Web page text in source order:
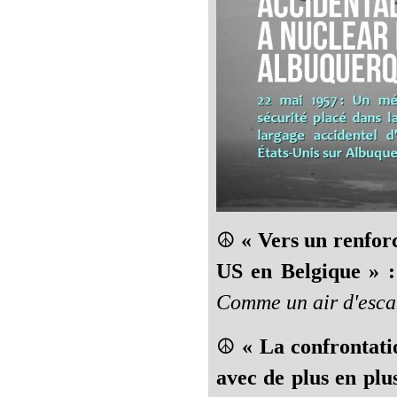
☮️ « Vers un
US en Belgique » :
Comme un air
☮️ « La
avec de plus en